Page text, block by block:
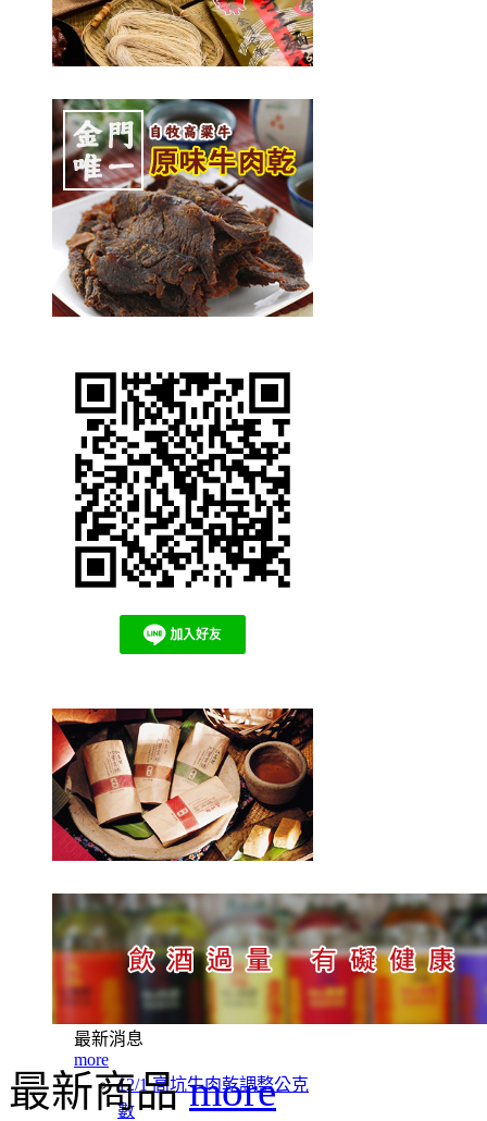
最新消息
more
12/1 高坑牛肉乾調整公克
數
最新商品 more